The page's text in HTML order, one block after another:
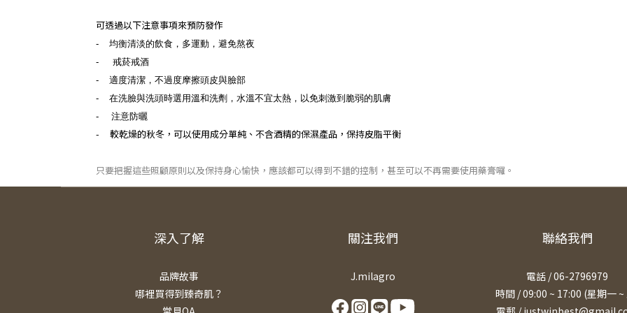
可透過以下注意事項來預防發作
-
均衡清淡的飲食，多運動，避免熬夜
- 戒菸戒酒
-
適度清潔，不過度摩擦頭皮與臉部
-
在洗臉與洗頭時選用溫和洗劑，水溫不宜太熱，以免刺激到脆弱的肌膚
-
注意防曬
- 較乾燥的秋冬，可以使用成分單純、不含酒精的保濕產品，保持皮脂平衡
只要把握這些照顧原則以及保持身心愉快，應該都可以得到不錯的控制，甚至可以不再需要使用藥膏囉。
深入了解
品牌故事
哪裡買得到臻奇肌？
關注我們
J.milagro
聯絡我們
電話 / 06-2796979
時間 / 09:00 ~ 17:00 (星期一 ~